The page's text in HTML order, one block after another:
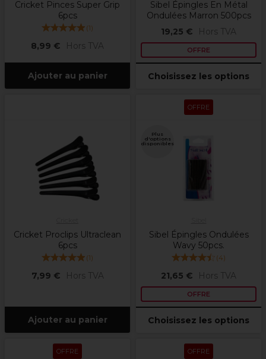
Cricket Pinces Super Grip
6pcs
(1)
8,99 € Hors TVA
Ajouter au panier
Sibel Épingles En Métal
Ondulées Marron 500pcs
19,25 €
Hors TVA
OFFRE
Choisissez les options
Cricket Proclips Ultraclean
6pcs
(1)
7,99 € Hors TVA
Ajouter au panier
OFFRE
Plus
d'options
disponibles
Sibel Épingles Ondulées
Wavy 50pcs.
(4)
21,65 € Hors TVA
OFFRE
Choisissez les options
OFFRE OFFRE